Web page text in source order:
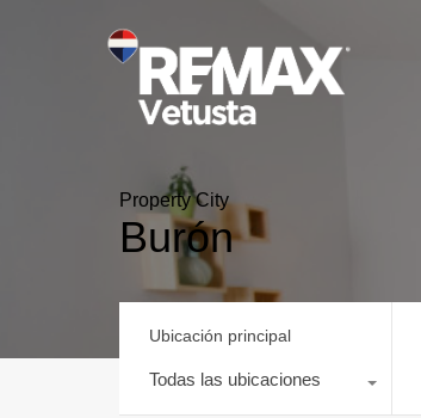
Property City
Burón
Ubicación principal
Todas las ubicaciones